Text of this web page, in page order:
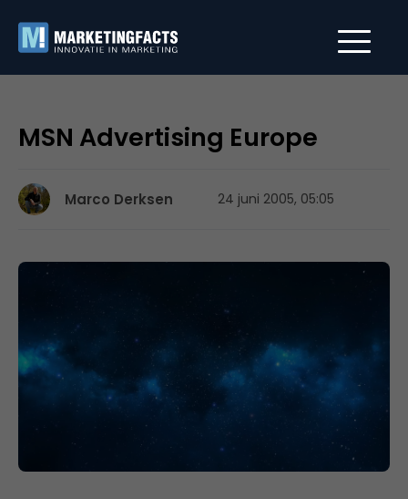
MSN Advertising Europe
Marco Derksen 24 juni 2005, 05:05